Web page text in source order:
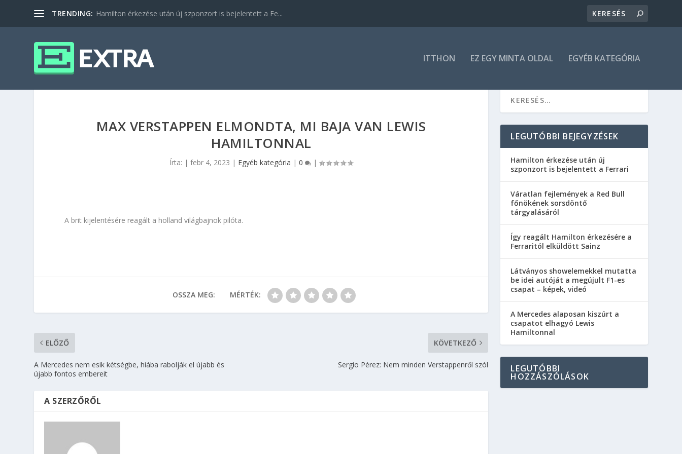
TRENDING: Hamilton érkezése után új szponzort is bejelentett a Fe...
ITTHON EZ EGY MINTA OLDAL EGYÉB KATEGÓRIA
MAX VERSTAPPEN ELMONDTA, MI BAJA VAN LEWIS
HAMILTONNAL
Írta: |febr 4, 2023 | Egyéb kategória |0 |
A brit kijelentésére reagált a holland világbajnok pilóta.
OSSZA MEG: MÉRTÉK:
ELŐZŐ
A Mercedes nem esik kétségbe, hiába rabolják el újabb és
újabb fontos embereit
KÖVETKEZŐ
Sergio Pérez: Nem minden Verstappenről szól
A SZERZŐRŐL
LEGUTÓBBI BEJEGYZÉSEK
Hamilton érkezése után új
szponzort is bejelentett a Ferrari
Váratlan fejlemények a Red Bull
főnökének sorsdöntő
tárgyalásáról
Így reagált Hamilton érkezésére a
Ferraritól elküldött Sainz
Látványos showelemekkel mutatta
be idei autóját a megújult F1-es
csapat – képek, videó
A Mercedes alaposan kiszúrt a
csapatot elhagyó Lewis
Hamiltonnal
LEGUTÓBBI
HOZZÁSZÓLÁSOK